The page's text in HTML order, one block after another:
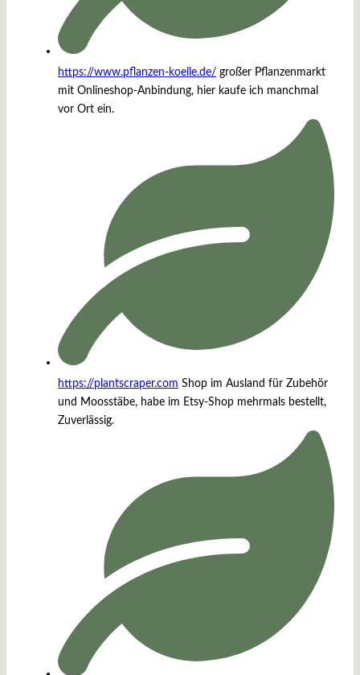
https://www.pflanzen-koelle.de/ großer Pflanzenmarkt
mit Onlineshop-Anbindung, hier kaufe ich manchmal
vor Ort ein.
https://plantscraper.com Shop im Ausland für Zubehör
und Moosstäbe, habe im Etsy-Shop mehrmals bestellt,
Zuverlässig.